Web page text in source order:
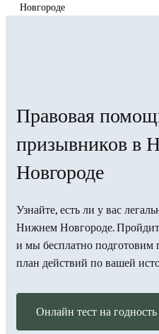
Новгороде
Правовая
призывников в
Новгороде
Узнайте, есть ли у вас
Нижнем Новгороде.
и мы бесплатно
план действий по вашей
Онлайн тест на